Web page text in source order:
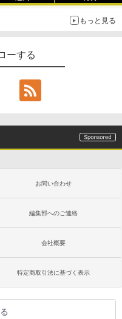
もっと見る
ーする
お問い合わせ
編集部へのご連絡
会社概要
特定商取引法に基づく表示